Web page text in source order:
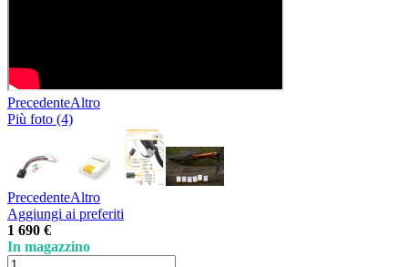
PrecedenteAltro
Più foto (4)
PrecedenteAltro
Aggiungi ai preferiti
1 690 €
In magazzino